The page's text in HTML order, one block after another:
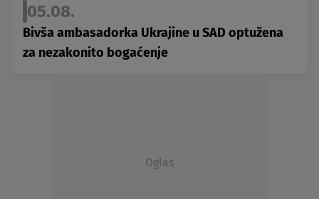
05.08.
Bivša ambasadorka Ukrajine u SAD optužena
za nezakonito bogaćenje
Oglas